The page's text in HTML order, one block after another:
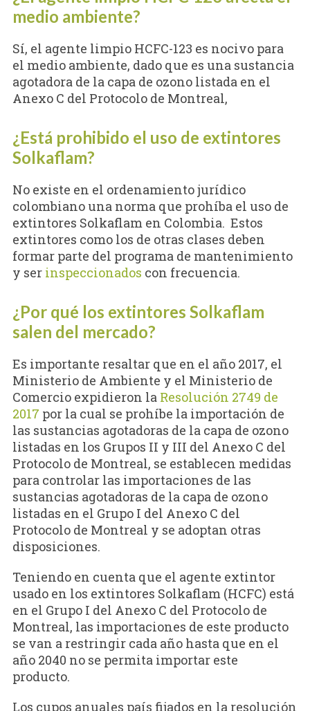
medio ambiente?
Sí, el agente limpio HCFC-123 es nocivo para
el medio ambiente, dado que es una sustancia
agotadora de la capa de ozono listada en el
Anexo C del Protocolo de Montreal,
¿Está prohibido el uso de extintores
Solkaflam?
No existe en el ordenamiento jurídico
colombiano una norma que prohíba el uso de
extintores Solkaflam en Colombia. Estos
extintores como los de otras clases deben
formar parte del programa de mantenimiento
y ser inspeccionados con frecuencia.
¿Por qué los extintores Solkaflam
salen del mercado?
Es importante resaltar que en el año 2017, el
Ministerio de Ambiente y el Ministerio de
Comercio expidieron la Resolución 2749 de
2017 por la cual se prohíbe la importación de
las sustancias agotadoras de la capa de ozono
listadas en los Grupos II y III del Anexo C del
Protocolo de Montreal, se establecen medidas
para controlar las importaciones de las
sustancias agotadoras de la capa de ozono
listadas en el Grupo I del Anexo C del
Protocolo de Montreal y se adoptan otras
disposiciones.
Teniendo en cuenta que el agente extintor
usado en los extintores Solkaflam (HCFC) está
en el Grupo I del Anexo C del Protocolo de
Montreal, las importaciones de este producto
se van a restringir cada año hasta que en el
año 2040 no se permita importar este
producto.
Los cupos anuales país fijados en la resolución